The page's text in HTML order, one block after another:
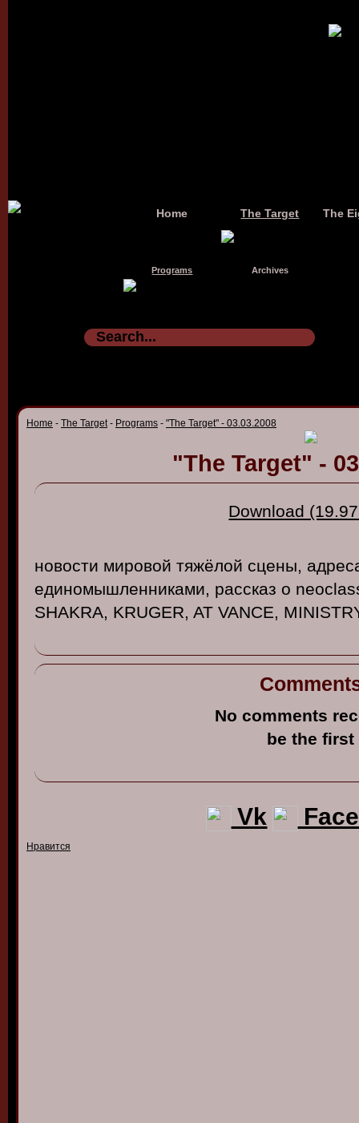
Home The Target The
Programs Archives
Home - The Target- Programs - "The Target" - 03.03.2008
"The Target" -
Download
новости мировой тяжёлой сцены,
единомышленниками, рассказ о
SHAKRA, KRUGER, AT VANCE,
No comments
be the first
Vk
Нравится